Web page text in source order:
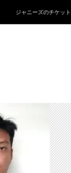
ジャニーズのチケッ